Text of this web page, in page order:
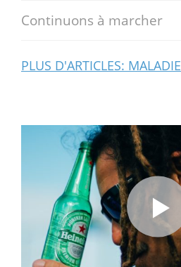
Continuons à marcher
PLUS D'ARTICLES: MALADIE